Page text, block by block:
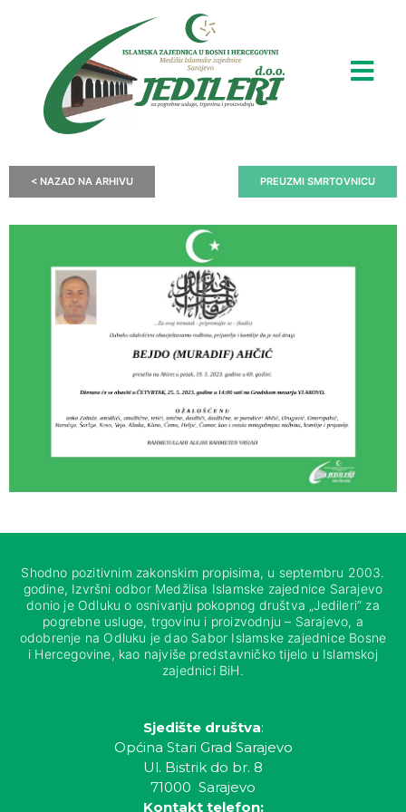
< NAZAD NA ARHIVU PREUZMI SMRTOVNICU
Shodno pozitivnim zakonskim propisima, u septembru 2003.
godine, Izvršni odbor Medžlisa Islamske zajednice Sarajevo
donio je Odluku o osnivanju pokopnog društva „Jedileri“ za
pogrebne usluge, trgovinu i proizvodnju – Sarajevo, a
odobrenje na Odluku je dao Sabor Islamske zajednice Bosne
i Hercegovine, kao najviše predstavničko tijelo u Islamskoj
zajednici BiH.
Sjedište društva:
Općina Stari Grad Sarajevo
Ul. Bistrik do br. 8
71000 Sarajevo
Kontakt telefon: